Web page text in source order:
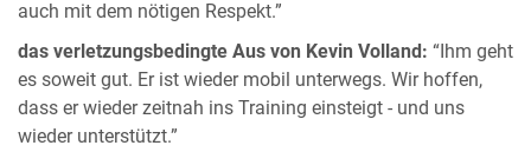
auch mit dem nötigen Respekt.”
das verletzungsbedingte Aus von Kevin Volland: “Ihm geht
es soweit gut. Er ist wieder mobil unterwegs. Wir hoffen,
dass er wieder zeitnah ins Training einsteigt - und uns
wieder unterstützt.”